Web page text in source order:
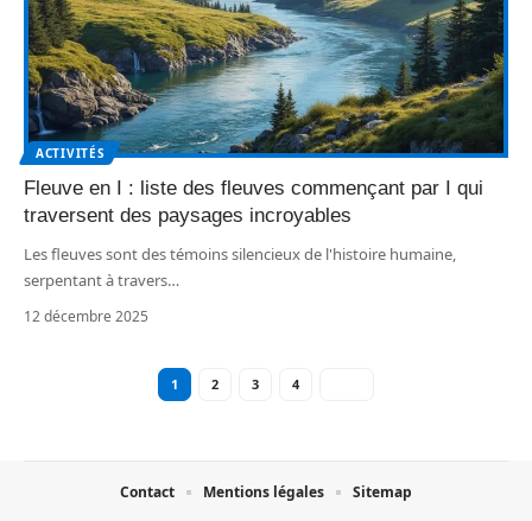
ACTIVITÉS
Fleuve en I : liste des fleuves commençant par I qui
traversent des paysages incroyables
Les fleuves sont des témoins silencieux de l'histoire humaine,
serpentant à travers…
12 décembre 2025
1 2 3 4
Contact Mentions légales Sitemap